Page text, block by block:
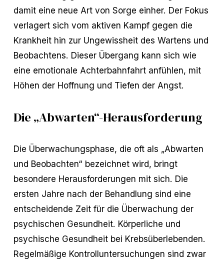
damit eine neue Art von Sorge einher. Der Fokus
verlagert sich vom aktiven Kampf gegen die
Krankheit hin zur Ungewissheit des Wartens und
Beobachtens. Dieser Übergang kann sich wie
eine emotionale Achterbahnfahrt anfühlen, mit
Höhen der Hoffnung und Tiefen der Angst.
Die „Abwarten“-Herausforderung
Die Überwachungsphase, die oft als „Abwarten
und Beobachten“ bezeichnet wird, bringt
besondere Herausforderungen mit sich. Die
ersten Jahre nach der Behandlung sind eine
entscheidende Zeit für die Überwachung der
psychischen Gesundheit. Körperliche und
psychische Gesundheit bei Krebsüberlebenden.
Regelmäßige Kontrolluntersuchungen sind zwar